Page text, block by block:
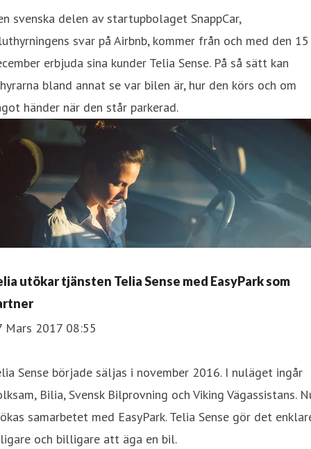
svenska delen av startupbolaget SnappCar,
svar på Airbnb, kommer från och med den 15
erbjuda sina kunder Telia Sense. På så sätt kan
bland annat se var bilen är, hur den körs och om
händer när den står parkerad.
utökar tjänsten Telia Sense med EasyPark som
Mars 2017 08:55
Sense började säljas i november 2016. I nuläget ingår
Bilia, Svensk Bilprovning och Viking Vägassistans.
samarbetet med EasyPark. Telia Sense gör det
och billigare att äga en bil.